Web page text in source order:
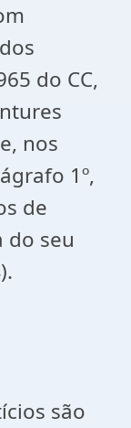
do CC,
nos
1º,
de
do seu
são